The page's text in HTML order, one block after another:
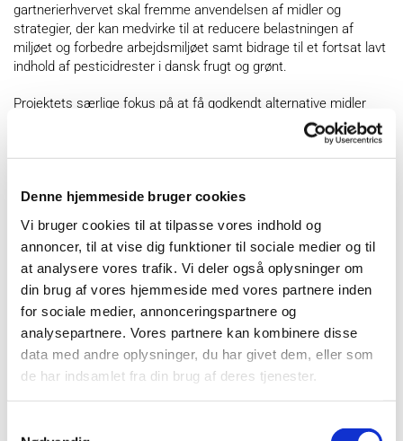
Denne hjemmeside bruger cookies
Vi bruger cookies til at tilpasse vores indhold og
annoncer, til at vise dig funktioner til sociale medier og til
at analysere vores trafik. Vi deler også oplysninger om
din brug af vores hjemmeside med vores partnere inden
for sociale medier, annonceringspartnere og
analysepartnere. Vores partnere kan kombinere disse
data med andre oplysninger, du har givet dem, eller som
de har indsamlet fra din brug af deres tjenester.
gartnerierhvervet skal fremme anvendelsen af midler og
strategier, der kan medvirke til at reducere belastningen af
miljøet og forbedre arbejdsmiljøet samt bidrage til et fortsat lavt
indhold af pesticidrester i dansk frugt og grønt.
Projektets særlige fokus på at få godkendt alternative midler
skal medvirke til at øge både det samlede økologiske areal samt
arealer, der dyrkes efter IPM principperne. Flere alternative
midler vil øge dyrkningssikkerheden på disse arealer.
Godkendelse af nye midler skal forbedre økonomien i både den
udflagning af afgrøder/kulturer kan undgås og beskæftigelsen
fastholdes.
Projektperiode: 2020 og 2021